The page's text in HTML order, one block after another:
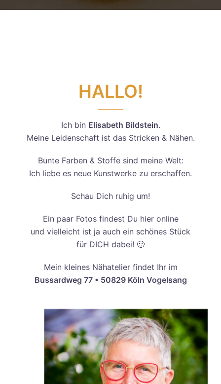
HALLO!
Ich bin Elisabeth Bildstein.
Meine Leidenschaft ist das Stricken & Nähen.
Bunte Farben & Stoffe sind meine Welt:
Ich liebe es neue Kunstwerke zu erschaffen.
Schau Dich ruhig um!
Ein paar Fotos findest Du hier online
und vielleicht ist ja auch ein schönes Stück
für DICH dabei! 🙂
Mein kleines Nähatelier findet Ihr im
Bussardweg 77 • 50829 Köln Vogelsang